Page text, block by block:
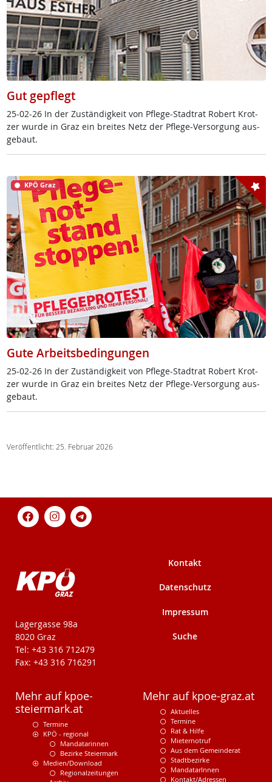
Gut gepflegt
25-02-26 In der Zu­stän­dig­keit von Pf­le­ge-Stadt­rat Robert Krot­
zer wur­de in Graz ein brei­tes Netz der Pf­le­ge-Ver­sor­gung aus­
ge­baut.
KPÖ Graz
Gute Arbeitsbedingungen
25-02-26 In der Zu­stän­dig­keit von Pf­le­ge-Stadt­rat Robert Krot­
zer wur­de in Graz ein brei­tes Netz der Pf­le­ge-Ver­sor­gung aus­
ge­baut.
Veröffentlicht: 25. Februar 2026
KPÖ-Steiermark
Lagergasse 98a
8020 Graz
Tel: +43 316 712479
Fax: +43 316 716291
Kontakt
Datenschutz
Impressum
Suche
Mehr auf kpoe-
steiermark.at
Termine
KPÖ - regional
Mandatarinnen
Bezirke Steiermark
Medien/Download
Regionalzeitungen
Mehr auf kpoe-graz.at
Aktuelles
Termine
Rat & Hilfe
Mieternotruf
Aus dem Gemeinderat
Stadtbezirke
MandatarInnen
Kontakt/Adressen